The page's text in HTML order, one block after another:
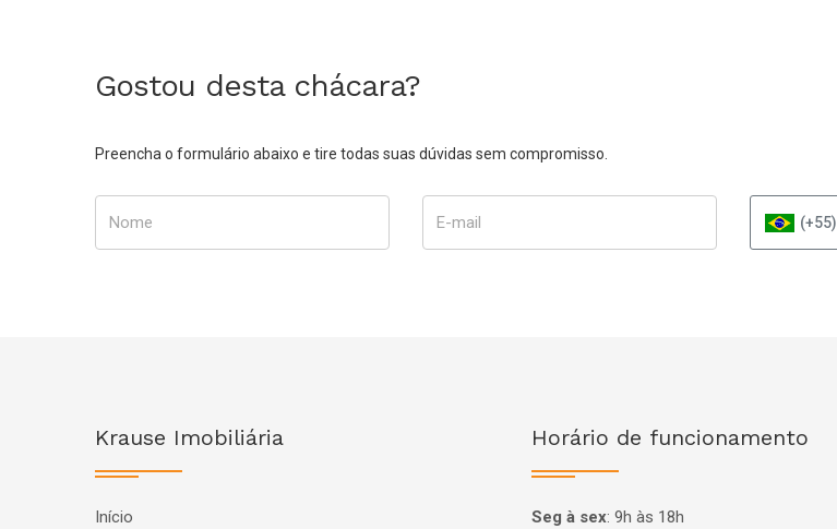
Gostou desta chácara?
Preencha o formulário abaixo e tire todas suas dúvidas sem compromisso.
(+55)
Krause Imobiliária
Início
Horário de funcionamento
Seg à sex: 9h às 18h